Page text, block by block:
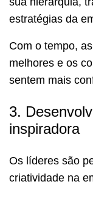
estratégias da
Com o tempo,
melhores e os
sentem mais
3.
inspiradora
Os líderes são
criatividade na